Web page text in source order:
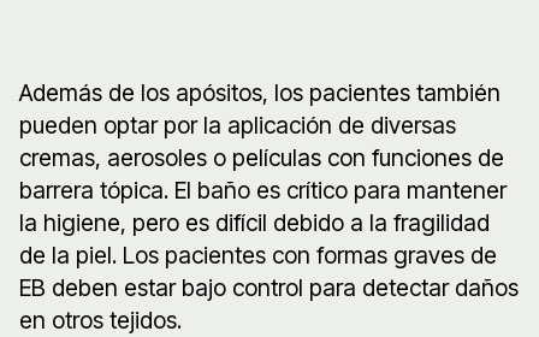
Además de los apósitos, los pacientes también
pueden optar por la aplicación de diversas
cremas, aerosoles o películas con funciones de
barrera tópica. El baño es crítico para mantener
la higiene, pero es difícil debido a la fragilidad
de la piel. Los pacientes con formas graves de
EB deben estar bajo control para detectar daños
en otros tejidos.